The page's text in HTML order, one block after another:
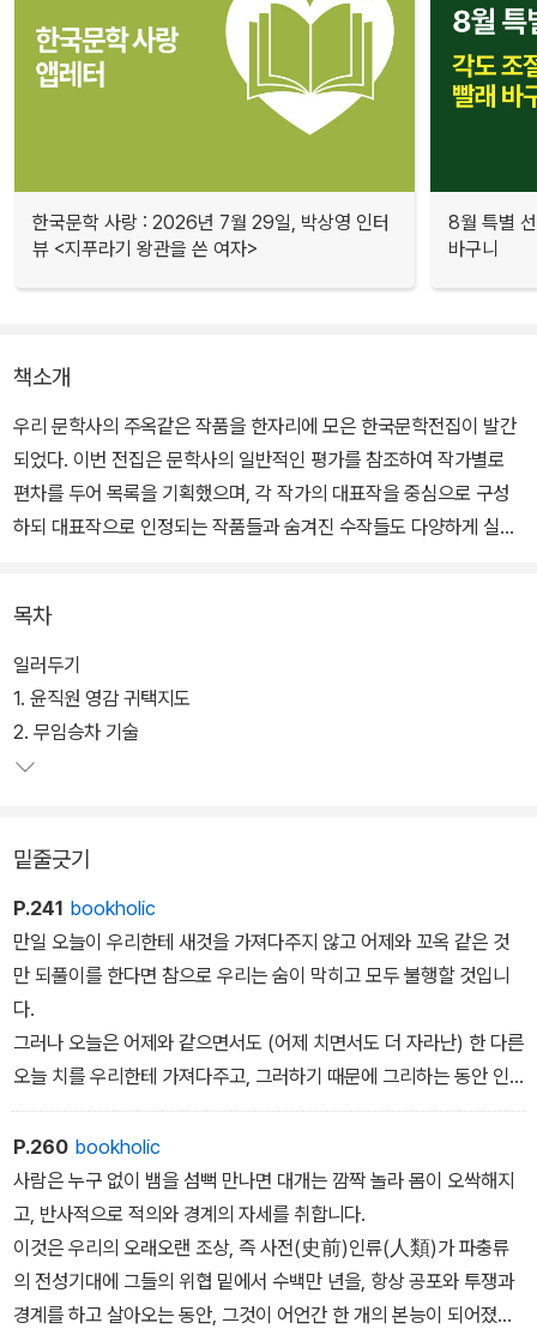
한국문학 사랑 : 2026년 7월 29일, 박상영 인터
뷰 <지푸라기 왕관을 쓴 여자>
8월 특별
바구니
책소개
우리 문학사의 주옥같은 작품을 한자리에 모은 한국문학전집이 발간
되었다. 이번 전집은 문학사의 일반적인 평가를 참조하여 작가별로
편차를 두어 목록을 기획했으며, 각 작가의 대표작을 중심으로 구성
하되 대표작으로 인정되는 작품들과 숨겨진 수작들도 다양하게 실었
각 작가의 전공자들인 책임 편집자들이 곁들인 낱말 풀이와 해설, 주
석도 독자들에게 충실한 길잡이를 제공한다. 이밖에도 맞춤법과 띄어
쓰기의 변환 작업에서 가급적 현대어 표기를 적용시켰으며, 저작권과
관련된 사항에서도 정식 계약을 체결하여 진행하였다.
판의식으로 그려낸 장편소설. 판소리 사설의 반어, 자기 폭로, 비유,
과장, 희화화 등의 표현법에 사투리를 섞은 요설, 창을 듣는 듯한 느낌
과 재미를 선사한다. 세태풍자소설의 장을 열었던 채만식이 쓴 가족
사소설의 전형.
목차
일러두기
1. 윤직원 영감 귀택지도
2. 무임승차 기술
밑줄긋기
P.241 bookholic
만일 오늘이 우리한테 새것을 가져다주지 않고 어제와 꼬옥 같은 것
만 되풀이를 한다면 참으로 우리는 숨이 막히고 모두 불행할 것입니
다.
그러나 오늘은 어제와 같으면서도 (어제 치면서도 더 자라난) 한 다른
오늘 치를 우리한테 가져다주고, 그러하기 때문에 그리하는 동안 인
간은 늙어 백발로, 백발은 마침내 무덤으로…… 이렇게 하염없어도 인
류는 하루하루 더 재미있어간답니다.
P.260 bookholic
사람은 누구 없이 뱀을 섬뻑 만나면 대개는 깜짝 놀라 몸이 오싹해지
고, 반사적으로 적의와 경계의 자세를 취합니다.
이것은 우리의 오래오랜 조상, 즉 사전(史前)인류(人類)가 파충류
의 전성기대에 그들의 위협 밑에서 수백만 년을, 항상 공포와 투쟁과
경계를 하고 살아오는 동안, 그것이 어언간 한 개의 본능이 되어졌고,